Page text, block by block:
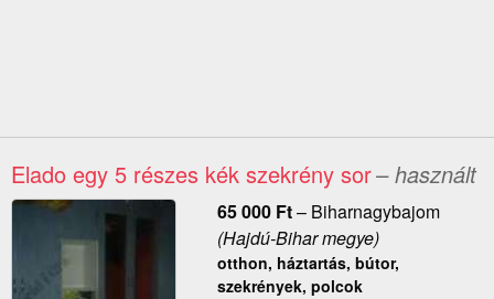
Elado egy 5 részes kék szekrény sor– használt
65 000 Ft– Biharnagybajom
(Hajdú-Bihar megye)
otthon, háztartás, bútor,
szekrények, polcok